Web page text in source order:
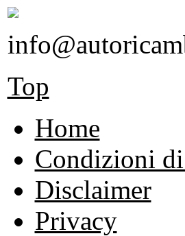
Top
Home
Condizioni
Disclaimer
Privacy